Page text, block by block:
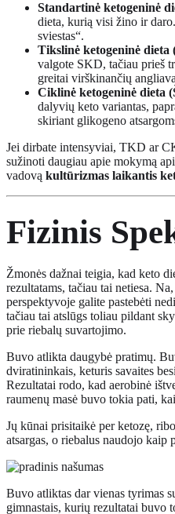
Standartinė ketogeninė
dieta, kurią visi žino ir
sviestas“.
Tikslinė ketogeninė dieta
valgote SKD, tačiau prieš
greitai virškinančių
Ciklinė ketogeninė dieta
dalyvių keto variantas,
skiriant glikogeno
Jei dirbate intensyviai, TKD ar
sužinoti daugiau apie mokymą
vadovą kultūrizmas laikantis
Fizinis
Žmonės dažnai teigia, kad keto
rezultatams, tačiau tai netiesa.
perspektyvoje galite pastebėti
tačiau tai atslūgs toliau pildant
prie riebalų suvartojimo.
Buvo atlikta daugybė pratimų.
dviratininkais, keturis savaites
Rezultatai rodo, kad aerobinė
raumenų masė buvo tokia pati,
Jų kūnai prisitaikė per ketozę,
atsargas, o riebalus naudojo kaip
Buvo atliktas dar vienas tyrimas
gimnastais, kurių rezultatai buvo